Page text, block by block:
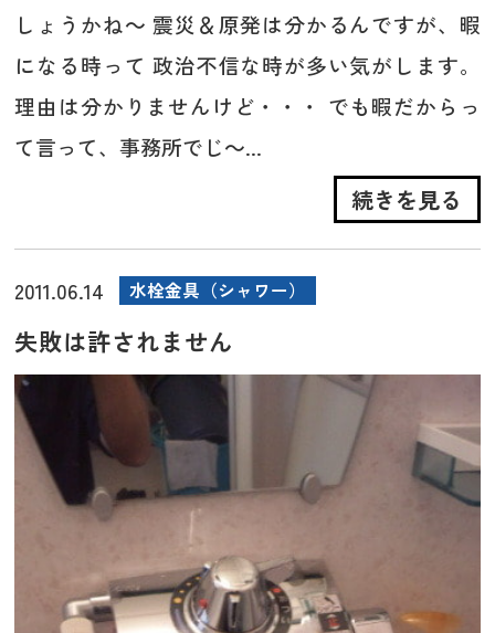
しょうかね～ 震災＆原発は分かるんですが、暇
になる時って 政治不信な時が多い気がします。
理由は分かりませんけど・・・ でも暇だからっ
て言って、事務所でじ～...
続きを見る
2011.06.14 水栓金具（シャワー）
失敗は許されません